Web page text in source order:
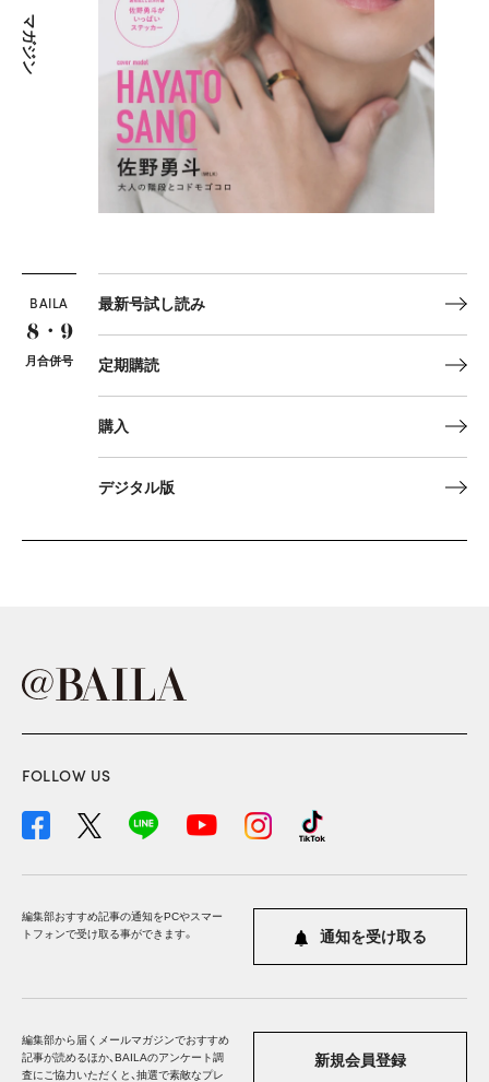
マガジン
BAILA
8・9
月合併号
最新号試し読み
定期購読
購入
デジタル版
FOLLOW US
編集部おすすめ記事の通知をPCやスマー
トフォンで受け取る事ができます。
通知を受け取る
編集部から届くメールマガジンでおすすめ
記事が読めるほか、BAILAのアンケート調
査にご協力いただくと、抽選で素敵なプレ
新規会員登録